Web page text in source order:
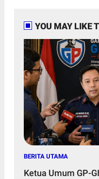
YOU MAY LIKE
BERITA UTAMA
Ketua Umum GP-